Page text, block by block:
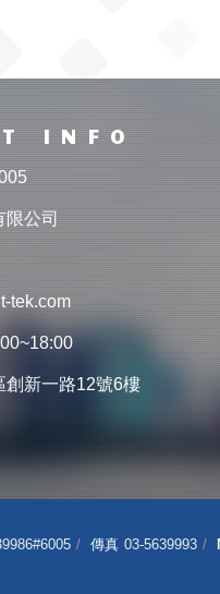
INFO
公司
tek.com
創新一路12號6樓
傳真 03-5639993